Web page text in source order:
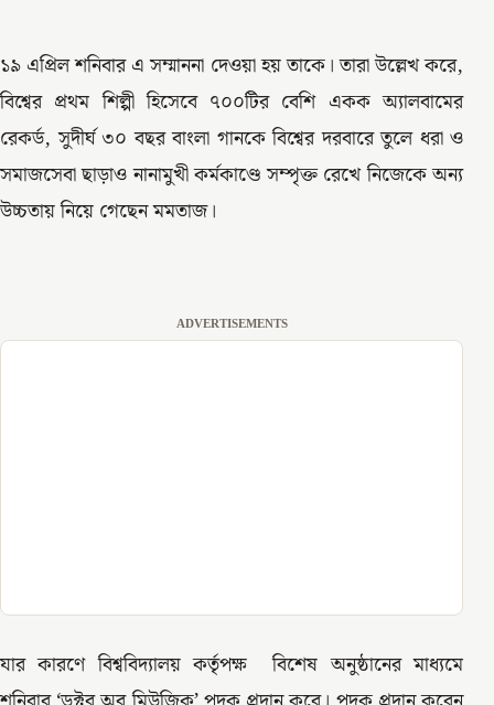
১৯ এপ্রিল শনিবার এ সম্মাননা দেওয়া হয় তাকে। তারা উল্লেখ করে,
বিশ্বের প্রথম শিল্পী হিসেবে ৭০০টির বেশি একক অ্যালবামের
রেকর্ড, সুদীর্ঘ ৩০ বছর বাংলা গানকে বিশ্বের দরবারে তুলে ধরা ও
সমাজসেবা ছাড়াও নানামুখী কর্মকাণ্ডে সম্পৃক্ত রেখে নিজেকে অন্য
উচ্চতায় নিয়ে গেছেন মমতাজ।
ADVERTISEMENTS
যার কারণে বিশ্ববিদ্যালয় কর্তৃপক্ষ বিশেষ অনুষ্ঠানের মাধ্যমে